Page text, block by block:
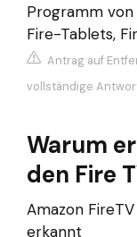
Programm von
Fire-Tablets,
Antrag auf
vollständige
Warum
den Fire
Amazon
erkannt